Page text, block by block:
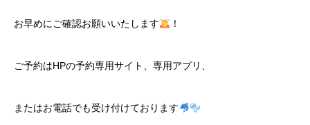
お早めにご確認お願いいたします ！
ご予約はHPの予約専用サイト、専用アプリ、
またはお電話でも受け付けております